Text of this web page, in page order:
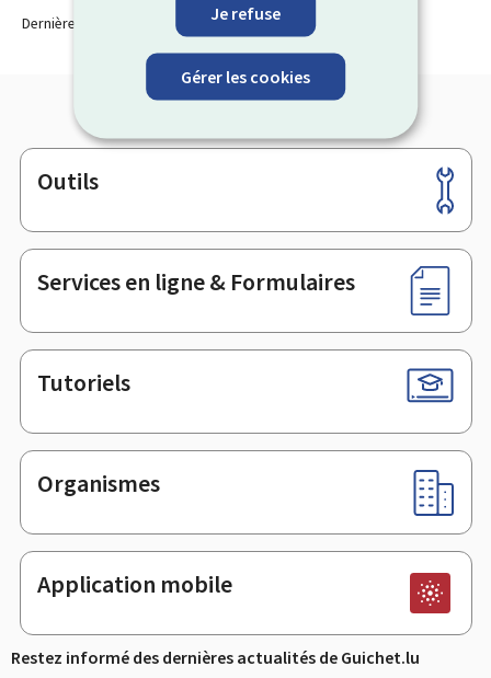
Je refuse
Gérer les cookies
Dernière modification le 21.10.2025
Pied
de
page
Outils
Services en ligne & Formulaires
Tutoriels
Organismes
Application mobile
Restez informé des dernières actualités de Guichet.lu